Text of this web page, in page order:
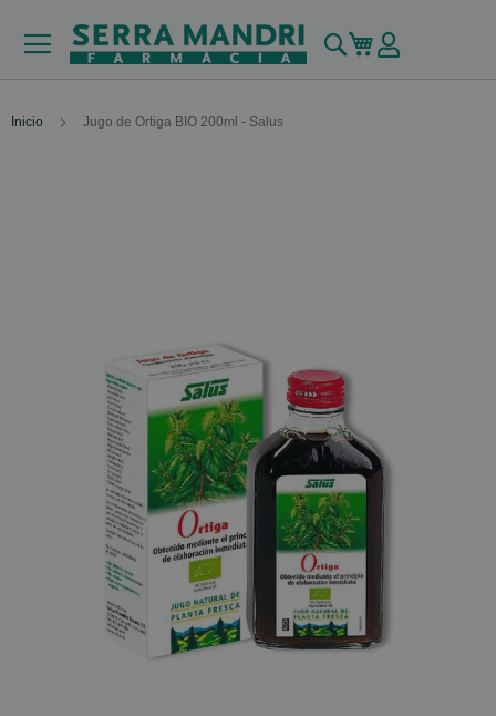
Buscar
Mi carrito
Inicio Jugo de Ortiga BIO 200ml - Salus